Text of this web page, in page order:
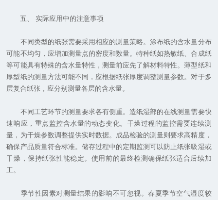
五、 实际应用中的注意事项
不同类型的纸张需要采用相应的测量策略。涂布纸的含水量分布
可能不均匀，应增加测量点的密度和数量。特种纸如热敏纸、合成纸
等可能具有特殊的含水量特性，测量前应先了解材料特性。薄型纸和
厚型纸的测量方法可能不同，应根据纸张厚度调整测量参数。对于多
层复合纸张，应分别测量各层的含水量。
不同工艺环节的测量要求各有侧重。造纸湿部的在线测量需要快
速响应，重点监控含水量的动态变化。干燥过程的监控需要连续测
量，为干燥参数调整提供实时数据。成品检验的测量则要求高精度，
确保产品质量符合标准。储存过程中的定期监测可以防止纸张吸湿或
干燥，保持纸张性能稳定。使用前的最终检测确保纸张适合后续加
工。
季节性因素对测量结果的影响不可忽视。春夏季节空气湿度较